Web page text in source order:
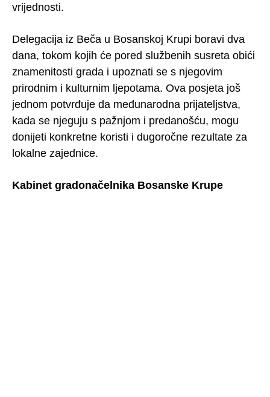
vrijednosti.
Delegacija iz Beča u Bosanskoj Krupi boravi dva
dana, tokom kojih će pored službenih susreta obići
znamenitosti grada i upoznati se s njegovim
prirodnim i kulturnim ljepotama. Ova posjeta još
jednom potvrđuje da međunarodna prijateljstva,
kada se njeguju s pažnjom i predanošću, mogu
donijeti konkretne koristi i dugoročne rezultate za
lokalne zajednice.
Kabinet gradonačelnika Bosanske Krupe